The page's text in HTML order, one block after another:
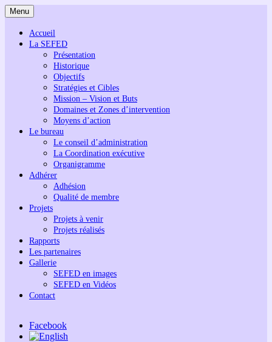
Menu
Accueil
La SEFED
Présentation
Historique
Objectifs
Stratégies et Cibles
Mission – Vision et Buts
Domaines et Zones d’intervention
Moyens d’action
Le bureau
Le conseil d’administration
La Coordination exécutive
Organigramme
Adhérer
Adhésion
Qualité de membre
Projets
Projets à venir
Projets réalisés
Rapports
Les partenaires
Gallerie
SEFED en images
SEFED en Vidéos
Contact
Facebook